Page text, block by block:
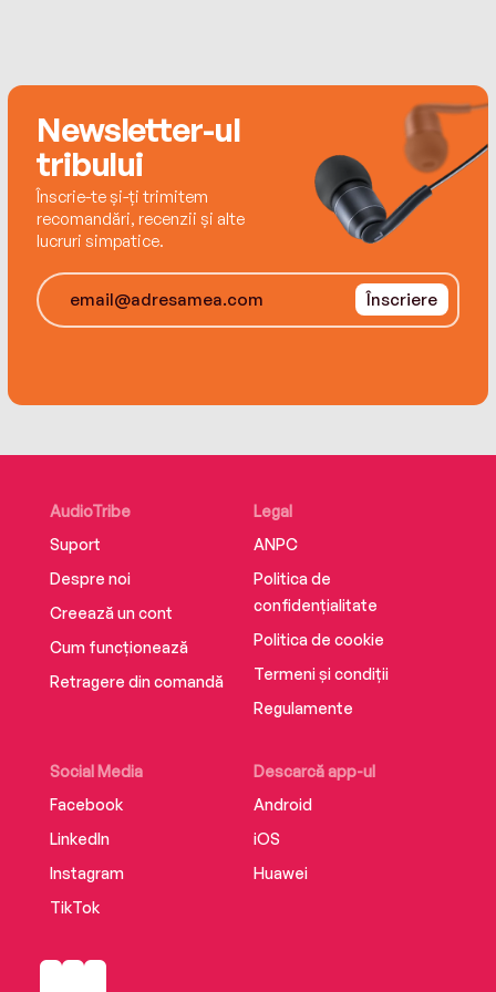
haunted London two hundred years ago, her life
collides with the apothecary’s in a stunning
twist of fate—and not everyone will survive.
With crackling suspense, unforgettable
characters and searing insight, The Lost
Apothecary is a subversive and intoxicating
debut novel of secrets, vengeance and the
Newsletter-ul
tribului
Înscrie-te și-ți trimitem
recomandări, recenzii și alte
lucruri simpatice.
Înscriere
AudioTribe
Suport
Despre noi
Creează un cont
Cum funcționează
Retragere din comandă
Social Media
Facebook
LinkedIn
Instagram
TikTok
Descarcă app-ul
Android
iOS
Huawei
Legal
ANPC
Politica de
confidențialitate
Politica de cookie
Termeni și condiții
Regulamente